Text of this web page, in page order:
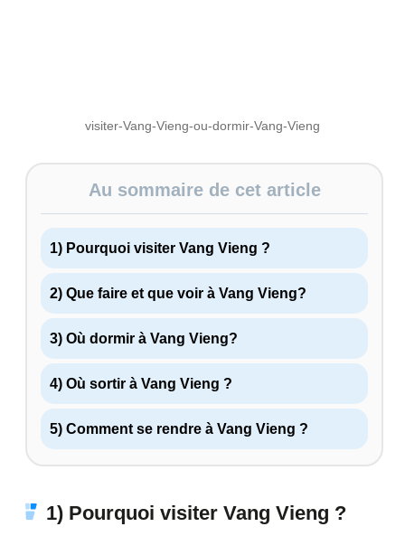
visiter-Vang-Vieng-ou-dormir-Vang-Vieng
Au sommaire de cet article
1) Pourquoi visiter Vang Vieng ?
2) Que faire et que voir à Vang Vieng?
3) Où dormir à Vang Vieng?
4) Où sortir à Vang Vieng ?
5) Comment se rendre à Vang Vieng ?
1) Pourquoi visiter Vang Vieng ?